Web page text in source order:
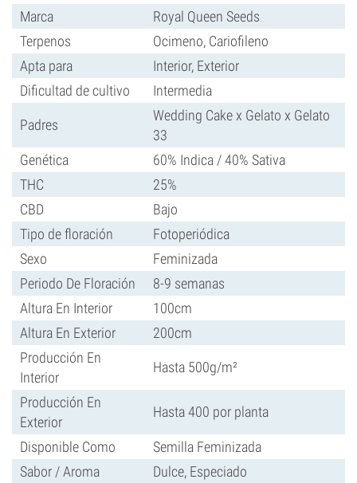
Marca
Royal Queen Seeds
Terpenos
Ocimeno, Cariofileno
Apta para
Interior, Exterior
Dificultad de cultivo
Intermedia
Padres
Wedding Cake x Gelato x Gelato
33
Genética
60% Indica / 40% Sativa
THC
25%
CBD
Bajo
Tipo de floración
Fotoperiódica
Sexo
Feminizada
Periodo De Floración
8-9 semanas
Altura En Interior
100cm
Altura En Exterior
200cm
Producción En
Interior
Hasta 500g/m²
Producción En
Exterior
Hasta 400 por planta
Disponible Como
Semilla Feminizada
Sabor / Aroma
Dulce, Especiado